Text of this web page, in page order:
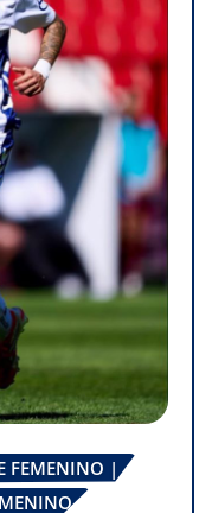
FEMENINO |